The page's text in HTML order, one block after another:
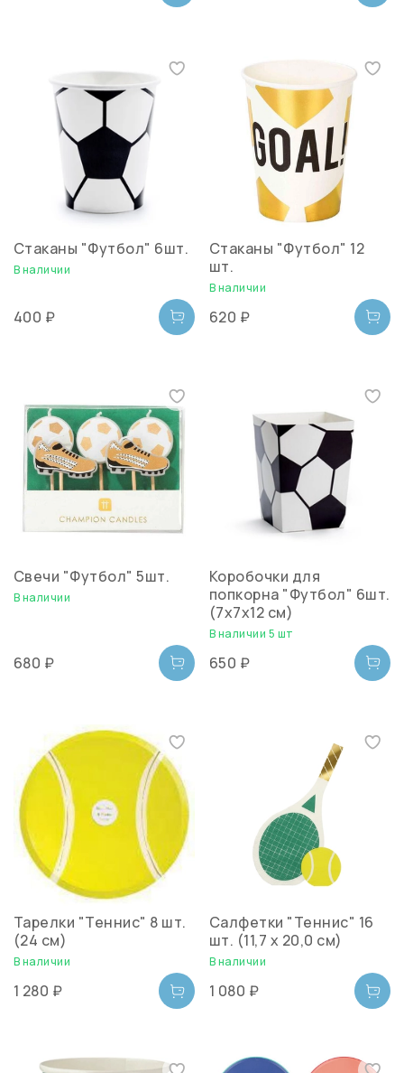
Стаканы "Футбол" 6шт.
В наличии
400 ₽
Стаканы "Футбол" 12
шт.
В наличии
620 ₽
Свечи "Футбол" 5шт.
В наличии
680 ₽
Коробочки для
попкорна "Футбол" 6шт.
(7х7х12 см)
В наличии 5 шт
650 ₽
Тарелки "Теннис" 8 шт.
(24 см)
В наличии
1 280 ₽
Салфетки "Теннис" 16
шт. (11,7 x 20,0 см)
В наличии
1 080 ₽